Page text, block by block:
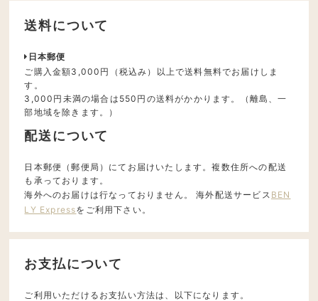
送料について
日本郵便
ご購入金額3,000円（税込み）以上で送料無料でお届けしま
す。
3,000円未満の場合は550円の送料がかかります。（離島、一
部地域を除きます。）
配送について
日本郵便（郵便局）にてお届けいたします。複数住所への配送
も承っております。
海外へのお届けは行なっておりません。 海外配送サービス BEN
LY Expressをご利用下さい。
お支払について
ご利用いただけるお支払い方法は、以下になります。